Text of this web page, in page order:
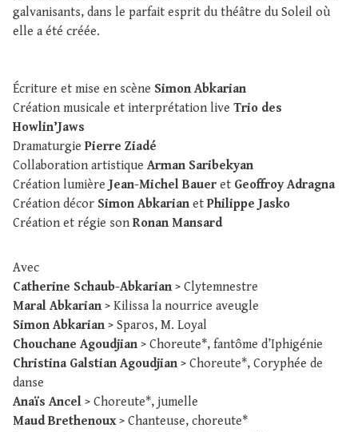
galvanisants, dans le parfait esprit du théâtre du Soleil où
elle a été créée.
Écriture et mise en scène Simon Abkarian
Création musicale et interprétation live Trio des
Howlin’Jaws
Dramaturgie Pierre Ziadé
Collaboration artistique Arman Saribekyan
Création lumière Jean-Michel Bauer et Geoffroy Adragna
Création décor Simon Abkarian et Philippe Jasko
Création et régie son Ronan Mansard
Avec
Catherine Schaub-Abkarian > Clytemnestre
Maral Abkarian > Kilissa la nourrice aveugle
Simon Abkarian > Sparos, M. Loyal
Chouchane Agoudjian > Choreute*, fantôme d’Iphigénie
Christina Galstian Agoudjian > Choreute*, Coryphée de
danse
Anaïs Ancel > Choreute*, jumelle
Maud Brethenoux> Chanteuse, choreute*